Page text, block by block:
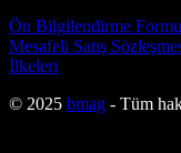
Ön Bilgilendirme Formu
Mesafeli Satış
İlkeleri
© 2025 bmag - Tüm